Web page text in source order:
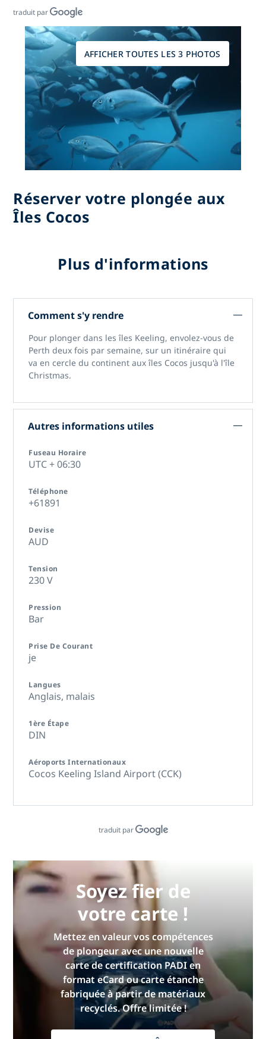
traduit par
AFFICHER TOUTES LES 3 PHOTOS
Réserver votre plongée aux
Îles Cocos
Plus d'informations
Comment s'y rendre
Pour plonger dans les îles Keeling, envolez-vous de
Perth deux fois par semaine, sur un itinéraire qui
va en cercle du continent aux îles Cocos jusqu'à l'île
Christmas.
Autres informations utiles
Fuseau Horaire
UTC + 06:30
Téléphone
+61891
Devise
AUD
Tension
230 V
Pression
Bar
Prise De Courant
je
Langues
Anglais, malais
1ère Étape
DIN
Aéroports Internationaux
Cocos Keeling Island Airport (CCK)
traduit par
Soyez fier de
votre carte !
Mettez en valeur vos compétences
de plongeur avec une nouvelle
carte de certification PADI en
format eCard ou carte étanche
fabriquée à partir de matériaux
recyclés. Offre limitée !